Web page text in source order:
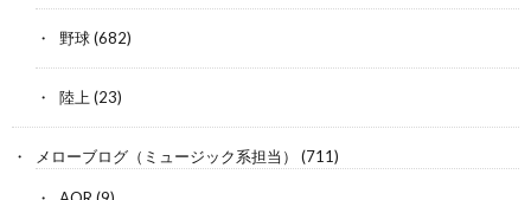
野球(682)
陸上 (23)
メローブログ（ミュージック系担当） (711)